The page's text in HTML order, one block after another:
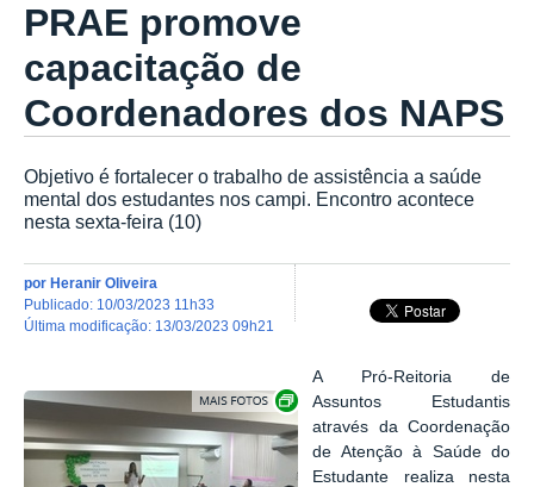
PRAE promove
capacitação de
Coordenadores dos NAPS
Objetivo é fortalecer o trabalho de assistência a saúde
mental dos estudantes nos campi. Encontro acontece
nesta sexta-feira (10)
por Heranir Oliveira
publicado: 10/03/2023 11h33
última modificação: 13/03/2023 09h21
Exibir carrossel de imagens
A Pró-Reitoria de
Assuntos Estudantis
através da Coordenação
de Atenção à Saúde do
Estudante realiza nesta